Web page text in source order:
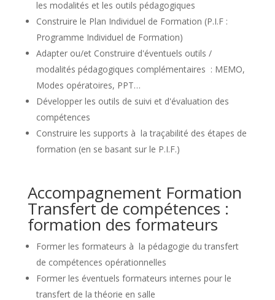
les modalités et les outils pédagogiques
Construire le Plan Individuel de Formation (P.I.F :
Programme Individuel de Formation)
Adapter ou/et Construire d'éventuels outils /
modalités pédagogiques complémentaires : MEMO,
Modes opératoires, PPT…
Développer les outils de suivi et d'évaluation des
compétences
Construire les supports à la traçabilité des étapes de
formation (en se basant sur le P.I.F.)
Accompagnement Formation
Transfert de compétences :
formation des formateurs
Former les formateurs à la pédagogie du transfert
de compétences opérationnelles
Former les éventuels formateurs internes pour le
transfert de la théorie en salle